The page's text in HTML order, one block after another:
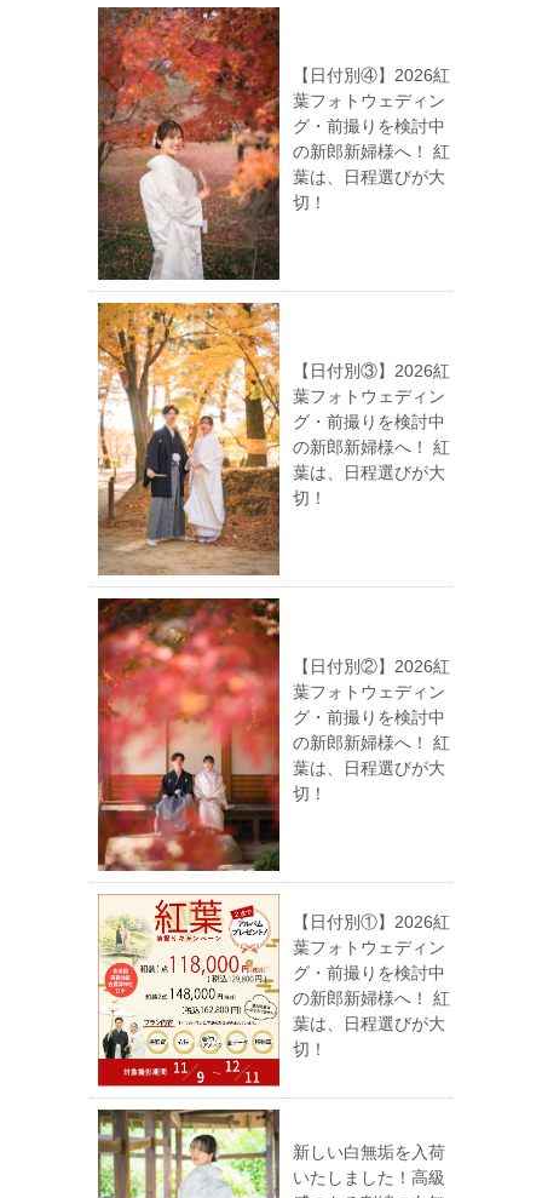
【日付別④】2026紅
葉フォトウェディン
グ・前撮りを検討中
の新郎新婦様へ！ 紅
葉は、日程選びが大
切！
【日付別③】2026紅
葉フォトウェディン
グ・前撮りを検討中
の新郎新婦様へ！ 紅
葉は、日程選びが大
切！
【日付別②】2026紅
葉フォトウェディン
グ・前撮りを検討中
の新郎新婦様へ！ 紅
葉は、日程選びが大
切！
【日付別①】2026紅
葉フォトウェディン
グ・前撮りを検討中
の新郎新婦様へ！ 紅
葉は、日程選びが大
切！
新しい白無垢を入荷
いたしました！高級